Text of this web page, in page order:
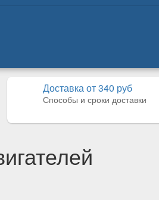
Доставка от 340 руб
Способы и сроки доставки